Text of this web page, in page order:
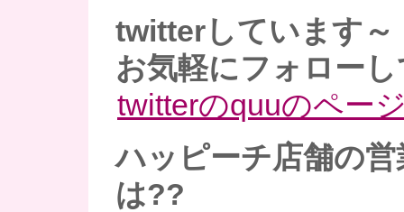
twitterしています～
お気軽にフォローし
twitterのquuのペー
ハッピーチ店舗の
は??